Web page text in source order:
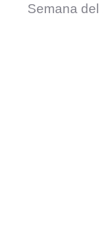
Semana del